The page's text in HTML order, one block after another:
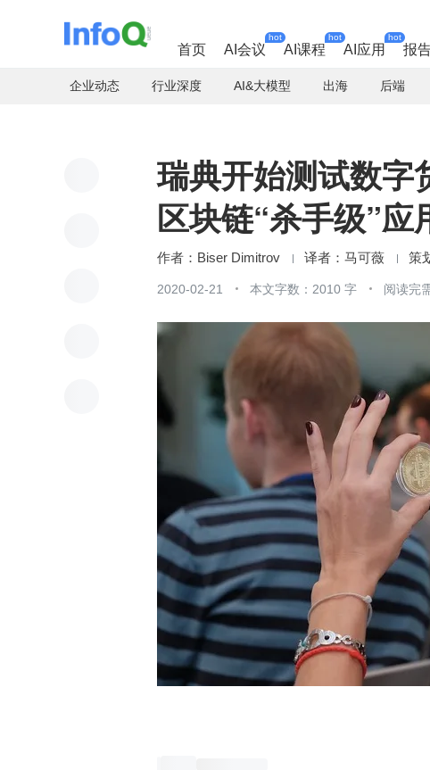
首页 AI会议
hot
AI课程
hot
AI应用
hot
报
企业动态 行业深度 AI&大模型 出海 后端
瑞典开始测试数字
区块链“杀手级”应
Biser Dimitrov 马可薇
2020-02-21 本文字数：2010 字 阅读完